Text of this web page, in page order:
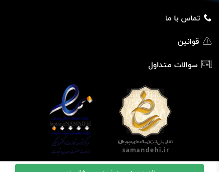
تماس با ما
قوانین
سوالات متداول